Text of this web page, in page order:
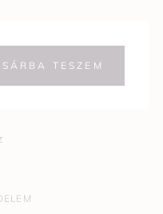
TESZEM